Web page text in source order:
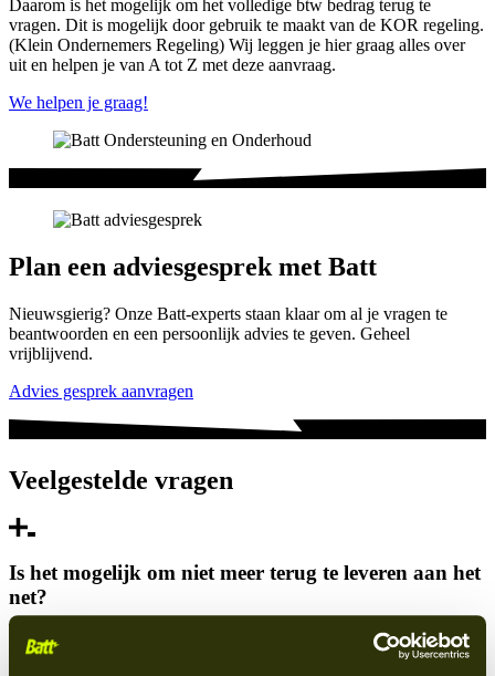
Daarom is het mogelijk om het volledige btw bedrag terug te
vragen. Dit is mogelijk door gebruik te maakt van de KOR regeling.
(Klein Ondernemers Regeling) Wij leggen je hier graag alles over
uit en helpen je van A tot Z met deze aanvraag.
We helpen je graag!
Plan een adviesgesprek met Batt
Nieuwsgierig? Onze Batt-experts staan klaar om al je vragen te
beantwoorden en een persoonlijk advies te geven. Geheel
vrijblijvend.
Advies gesprek aanvragen
Veelgestelde vragen
Is het mogelijk om niet meer terug te leveren aan het
net?
Je kunt de batterij zo instellen dat er geen energie meer wordt
teruggeleverd aan het net. Met de SmartHome app kun je, met de